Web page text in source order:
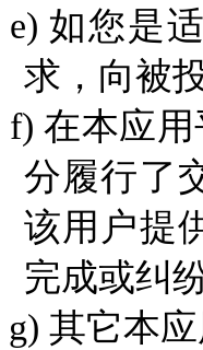
e) 如您是
求，向被
f) 在本应
分履行了
该用户提
完成或纠
g) 其它本